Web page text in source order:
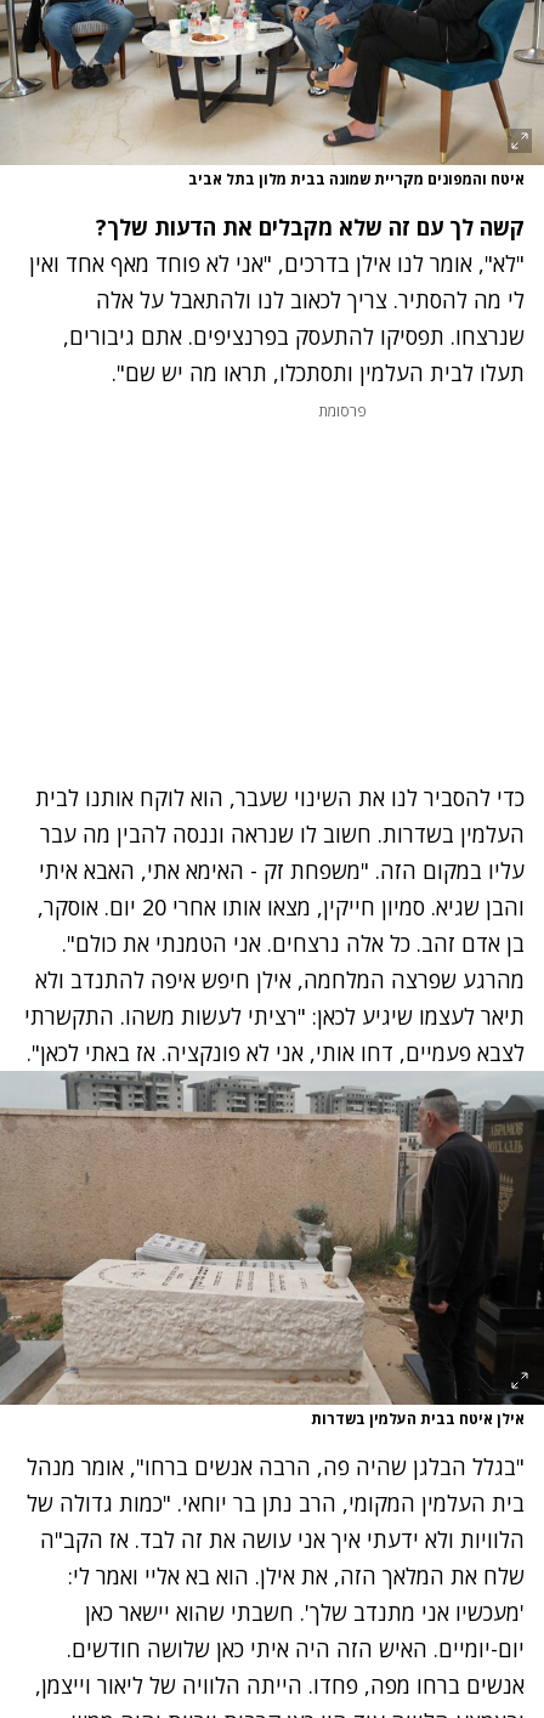
איטח והמפונים מקריית שמונה בבית מלון בתל אביב
קשה לך עם זה שלא מקבלים את הדעות שלך?
"לא", אומר לנו אילן בדרכים, "אני לא פוחד מאף אחד ואין
לי מה להסתיר. צריך לכאוב לנו ולהתאבל על אלה
שנרצחו. תפסיקו להתעסק בפרנציפים. אתם גיבורים,
תעלו לבית העלמין ותסתכלו, תראו מה יש שם".
פרסומת
כדי להסביר לנו את השינוי שעבר, הוא לוקח אותנו לבית
העלמין בשדרות. חשוב לו שנראה וננסה להבין מה עבר
עליו במקום הזה. "משפחת זק - האימא אתי, האבא איתי
והבן שגיא. סמיון חייקין, מצאו אותו אחרי 20 יום . אוסקר,
בן אדם זהב. כל אלה נרצחים. אני הטמנתי את כולם".
מהרגע שפרצה המלחמה, אילן חיפש איפה להתנדב ולא
תיאר לעצמו שיגיע לכאן: "רציתי לעשות משהו. התקשרתי
לצבא פעמיים, דחו אותי, אני לא פונקציה. אז באתי לכאן".
אילן איטח בבית העלמין בשדרות
"בגלל הבלגן שהיה פה, הרבה אנשים ברחו", אומר מנהל
בית העלמין המקומי, הרב נתן בר יוחאי. "כמות גדולה של
הלוויות ולא ידעתי איך אני עושה את זה לבד. אז הקב"ה
שלח את המלאך הזה, את אילן. הוא בא אליי ואמר לי:
'מעכשיו אני מתנדב שלך'. חשבתי שהוא יישאר כאן
יום-יומיים. האיש הזה היה איתי כאן שלושה חודשים.
אנשים ברחו מפה, פחדו. הייתה הלוויה של ליאור וייצמן,